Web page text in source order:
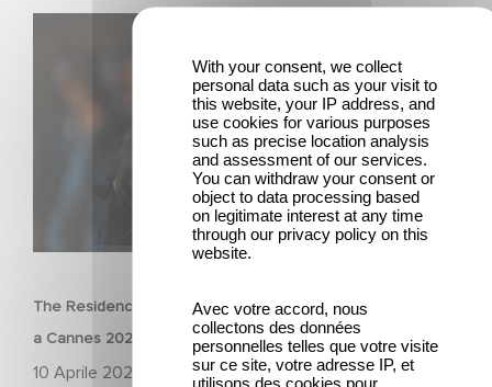
FILM
The Residence di Yann Gozlan: selezionato fuori concorso
a Cannes 2025
10 Aprile 2025
The Residence di Yann Gozlan: selezionato fuori
With your consent, we collect
personal data such as your visit to
this website, your IP address, and
use cookies for various purposes
such as precise location analysis
and assessment of our services.
You can withdraw your consent or
object to data processing based
on legitimate interest at any time
through our privacy policy on this
website.
Avec votre accord, nous
collectons des données
personnelles telles que votre visite
sur ce site, votre adresse IP, et
utilisons des cookies pour